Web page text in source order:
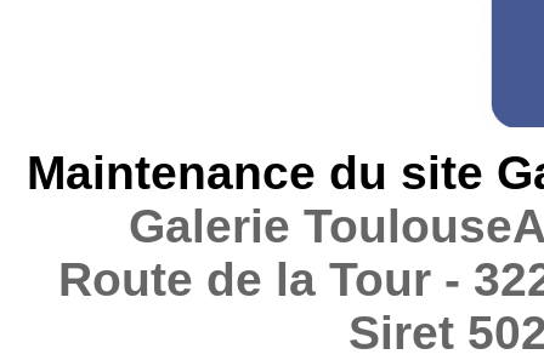
Maintenance du site
Galerie
Route de la Tour -
Siret